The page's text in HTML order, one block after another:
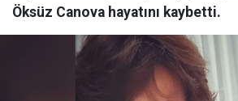
Öksüz Canova hayatını kaybetti.